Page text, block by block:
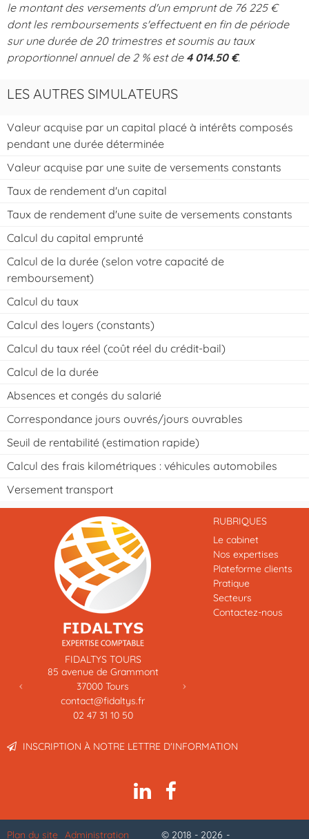
le montant des versements d'un emprunt de 76 225 €
dont les remboursements s'effectuent en fin de période
sur une durée de 20 trimestres et soumis au taux
proportionnel annuel de 2 % est de 4 014.50 €.
LES AUTRES SIMULATEURS
Valeur acquise par un capital placé à intérêts composés
pendant une durée déterminée
Valeur acquise par une suite de versements constants
Taux de rendement d'un capital
Taux de rendement d'une suite de versements constants
Calcul du capital emprunté
Calcul de la durée (selon votre capacité de
remboursement)
Calcul du taux
Calcul des loyers (constants)
Calcul du taux réel (coût réel du crédit-bail)
Calcul de la durée
Absences et congés du salarié
Correspondance jours ouvrés/jours ouvrables
Seuil de rentabilité (estimation rapide)
Calcul des frais kilométriques : véhicules automobiles
Versement transport
FIDALTYS TOURS
85 avenue de Grammont
37000 Tours
contact@fidaltys.fr
02 47 31 10 50
Previous
RUBRIQUES
Le cabinet
Nos expertises
Plateforme clients
Pratique
Secteurs
Contactez-nous
INSCRIPTION À NOTRE LETTRE D'INFORMATION
Plan du site Administration © 2018 - 2026